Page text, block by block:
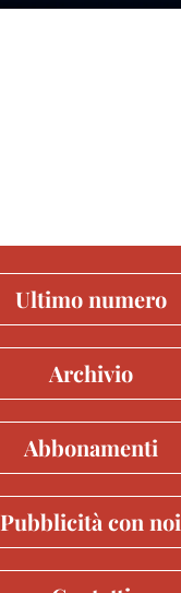
Ultimo numero
Archivio
Abbonamenti
Pubblicità con noi